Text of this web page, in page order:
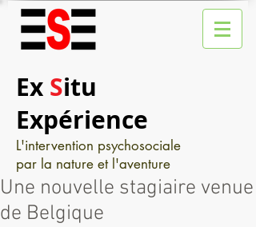
Ex Situ
Expérience
L'intervention psychosociale
par la nature et l'aventure
Une nouvelle stagiaire venue
de Belgique